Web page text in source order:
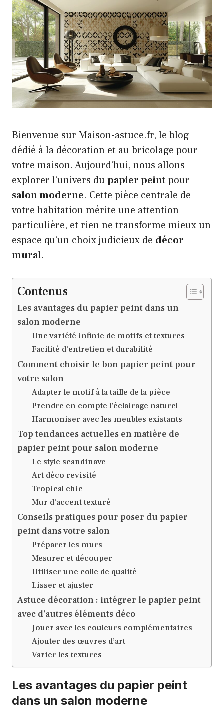
Bienvenue sur Maison-astuce.fr, le blog
dédié à la décoration et au bricolage pour
votre maison. Aujourd’hui, nous allons
explorer l’univers dupapier peintpour
salon moderne. Cette pièce centrale de
votre habitation mérite une attention
particulière, et rien ne transforme mieux un
espace qu’un choix judicieux de décor
mural.
Contenus
Les avantages du papier peint dans un
salon moderne
Une variété infinie de motifs et textures
Facilité d’entretien et durabilité
Comment choisir le bon papier peint pour
votre salon
Adapter le motif à la taille de la pièce
Prendre en compte l’éclairage naturel
Harmoniser avec les meubles existants
Top tendances actuelles en matière de
papier peint pour salon moderne
Le style scandinave
Art déco revisité
Tropical chic
Mur d’accent texturé
Conseils pratiques pour poser du papier
peint dans votre salon
Préparer les murs
Mesurer et découper
Utiliser une colle de qualité
Lisser et ajuster
Astuce décoration : intégrer le papier peint
avec d’autres éléments déco
Jouer avec les couleurs complémentaires
Ajouter des œuvres d’art
Varier les textures
Les avantages du papier peint
dans un salon moderne